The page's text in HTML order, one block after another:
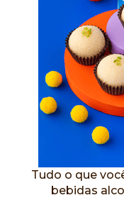
Tudo o que
bebidas